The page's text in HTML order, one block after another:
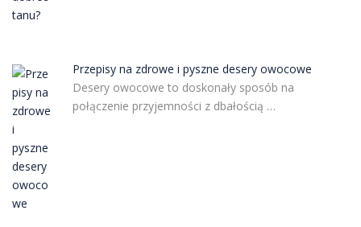
Przepisy na zdrowe i pyszne desery owocowe
Desery owocowe to doskonały sposób na
połączenie przyjemności z dbałością …